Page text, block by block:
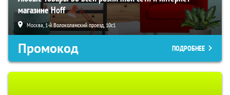
магазине Hoff
Москва, 1-й Волоколамский проезд, 10с1
Промокод ПОДРОБНЕЕ